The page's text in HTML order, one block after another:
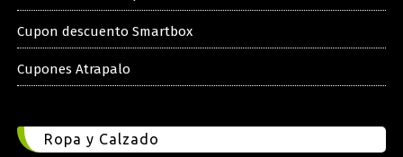
Cupon descuento Smartbox
Cupones Atrapalo
Ropa y Calzado